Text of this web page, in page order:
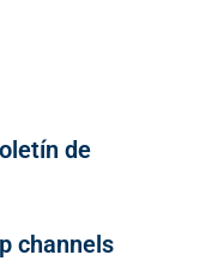
de
channels